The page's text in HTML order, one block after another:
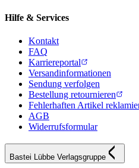
Hilfe & Services
Kontakt
FAQ
Karriereportal
Versandinformationen
Sendung verfolgen
Bestellung retournieren
Fehlerhaften Artikel
AGB
Widerrufsformular
Bastei Lübbe Verlagsgruppe